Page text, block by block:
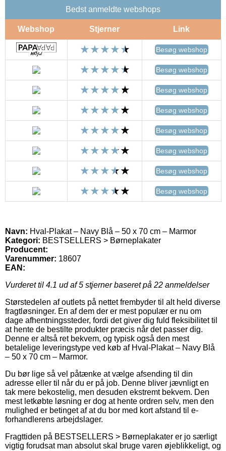
Bedst anmeldte webshops
Webshop Stjerner Link
Besøg webshop
Besøg webshop
Besøg webshop
Besøg webshop
Besøg webshop
Besøg webshop
Besøg webshop
Besøg webshop
Navn: Hval-Plakat – Navy Blå – 50 x 70 cm – Marmor
Kategori: BESTSELLERS > Børneplakater
Producent:
Varenummer: 18607
EAN:
Vurderet til 4.1 ud af 5 stjerner baseret på 22 anmeldelser
Størstedelen af outlets på nettet frembyder til alt held diverse
fragtløsninger. En af dem der er mest populær er nu om
dage afhentningssteder, fordi det giver dig fuld fleksibilitet til
at hente de bestilte produkter præcis når det passer dig.
Denne er altså ret bekvem, og typisk også den mest
betalelige leveringstype ved køb af Hval-Plakat – Navy Blå
– 50 x 70 cm – Marmor.
Du bør lige så vel påtænke at vælge afsending til din
adresse eller til når du er på job. Denne bliver jævnligt en
tak mere bekostelig, men desuden ekstremt bekvem. Den
mest letkøbte løsning er dog at hente ordren selv, men den
mulighed er betinget af at du bor med kort afstand til e-
forhandlerens arbejdslager.
Fragttiden på BESTSELLERS > Børneplakater er jo særligt
vigtig forudsat man absolut skal bruge varen øjeblikkeligt, og